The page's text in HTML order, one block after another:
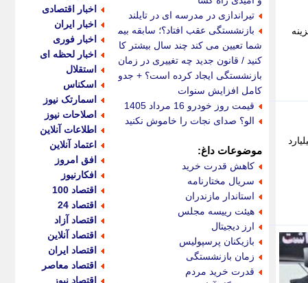
مبلغ 23 میلیارد تومان بود، اما در حال حاضر و در دولت فعلی این مبلغ به 270 میلیارد
تیراندازی در مدرسه ای در تایلند
بازنشستگی عقب افتاد؟؛ سابقه بیمه
شما تعیین می کند چند سال بیشتر کار
کنید / قانون جدید چه تغییری در زمان
بازنشستگی ایجاد کرده است؟ + جدول
کامل افزایش سنوات
قیمت روز خودرو 16 مرداد 1405
الو؟ صدای نجات را خاموش نکنید
موضوعات داغ:
کاهش قدرت خرید
سریال مختارنامه
استاندار مازندران
هیئت رییسه مجلس
ارز دیجیتال
بازیکنان پرسپولیس
زمان بازنشستگی
قدرت خرید مردم
اخبار اقتصادی
اخبار ایران
اخبار فوری
اخبار لحظه ای
استقلال
اسکناس
اسمارتک نیوز
اصلاحات نیوز
اطلاعات آنلاین
اعتماد آنلاین
افق امروز
افکارنیوز
اقتصاد 100
اقتصاد 24
اقتصاد آزاد
اقتصاد آنلاین
اقتصاد ایران
اقتصاد معاصر
اقتصاد نیوز